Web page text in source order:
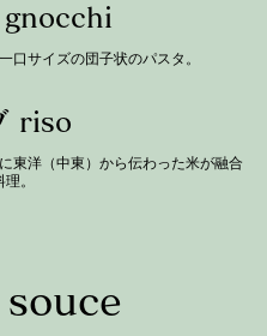
gnocchi
口サイズの団子状のパスタ。
riso
東洋（中東）から伝わった米が融合
。
souce